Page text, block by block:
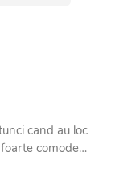
cand au loc
foarte comode…